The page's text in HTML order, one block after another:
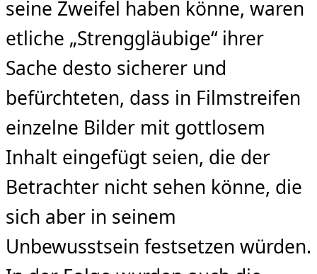
seine Zweifel haben könne, waren
etliche „Strenggläubige“ ihrer
Sache desto sicherer und
befürchteten, dass in Filmstreifen
einzelne Bilder mit gottlosem
Inhalt eingefügt seien, die der
Betrachter nicht sehen könne, die
sich aber in seinem
Unbewusstsein festsetzen würden.